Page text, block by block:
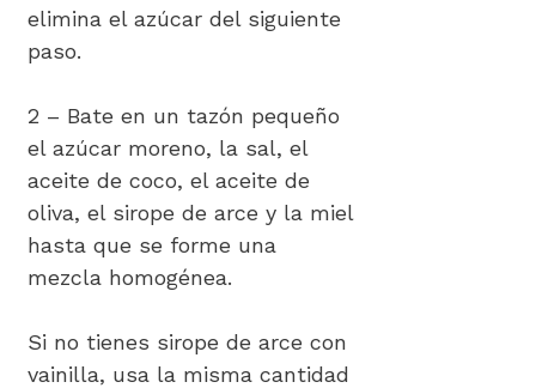
elimina el azúcar del siguiente
paso.
2 – Bate en un tazón pequeño
el azúcar moreno, la sal, el
aceite de coco, el aceite de
oliva, el sirope de arce y la miel
hasta que se forme una
mezcla homogénea.
Si no tienes sirope de arce con
vainilla, usa la misma cantidad